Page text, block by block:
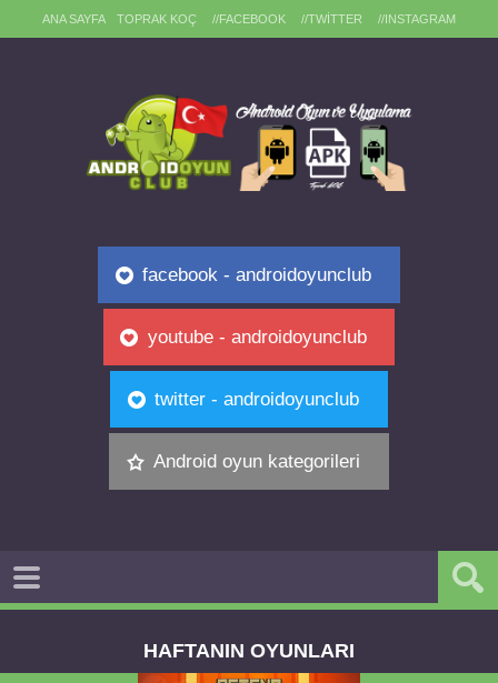
ANA SAYFA TOPRAK KOÇ //FACEBOOK //TWITTER //INSTAGRAM
facebook - androidoyunclub
youtube - androidoyunclub
twitter - androidoyunclub
Android oyun kategorileri
HAFTANIN OYUNLARI